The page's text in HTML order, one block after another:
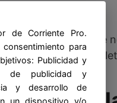
para empresas que
o está
de Corriente Pro.
para
Publicidad y
de publicidad y
y desarrollo de
un dispositivo y/o